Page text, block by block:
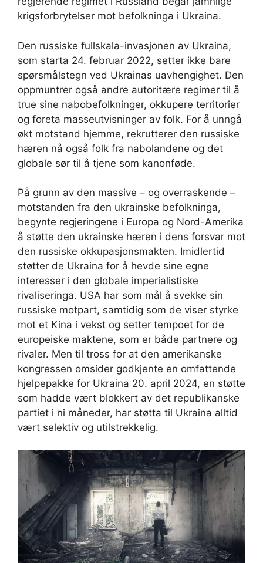
krigsforbrytelser mot befolkninga i Ukraina.
Den russiske fullskala-invasjonen av Ukraina,
som starta 24. februar 2022, setter ikke bare
spørsmålstegn ved Ukrainas uavhengighet. Den
oppmuntrer også andre autoritære regimer til å
true sine nabobefolkninger, okkupere territorier
og foreta masseutvisninger av folk. For å unngå
økt motstand hjemme, rekrutterer den russiske
hæren nå også folk fra nabolandene og det
globale sør til å tjene som kanonføde.
På grunn av den massive – og overraskende –
motstanden fra den ukrainske befolkninga,
begynte regjeringene i Europa og Nord-Amerika
å støtte den ukrainske hæren i dens forsvar mot
den russiske okkupasjonsmakten. Imidlertid
støtter de Ukraina for å hevde sine egne
interesser i den globale imperialistiske
rivaliseringa. USA har som mål å svekke sin
russiske motpart, samtidig som de viser styrke
mot et Kina i vekst og setter tempoet for de
europeiske maktene, som er både partnere og
rivaler. Men til tross for at den amerikanske
kongressen omsider godkjente en omfattende
hjelpepakke for Ukraina 20. april 2024, en støtte
som hadde vært blokkert av det republikanske
partiet i ni måneder, har støtta til Ukraina alltid
vært selektiv og utilstrekkelig.